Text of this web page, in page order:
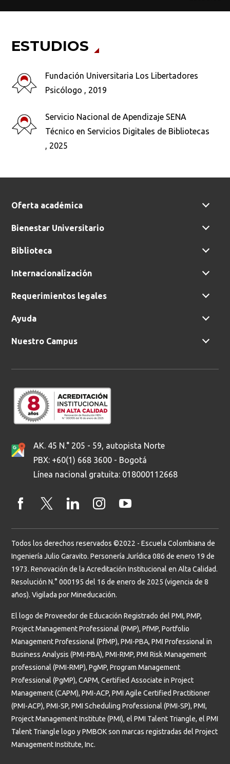
ESTUDIOS
Fundación Universitaria Los Libertadores
Psicólogo , 2019
Servicio Nacional de Apendizaje SENA
Técnico en Servicios Digitales de Bibliotecas
, 2025
¿Qué buscas?
Buscar en:
Ordenar por: *
Buscar
Oferta académica
Bienestar Universitario
Biblioteca
Internacionalización
Requerimientos legales
Ayuda
Nuestro Campus
AK. 45 N.° 205 - 59, autopista Norte
PBX: +60(1) 668 3600 - Bogotá
Línea nacional gratuita: 018000112668
Todos los derechos reservados ©2022 - Escuela Colombiana de
Ingeniería Julio Garavito. Personería Jurídica 086 de enero 19 de
1973. Renovación de la Acreditación Institucional en Alta Calidad.
Resolución N.° 000195 del 16 de enero de 2025 (vigencia de 8
años). Vigilada por Mineducación.
El logo de Proveedor de Educación Registrado del PMI, PMP,
Project Management Professional (PMP), PfMP, Portfolio
Management Professional (PfMP), PMI-PBA, PMI Professional in
Business Analysis (PMI-PBA), PMI-RMP, PMI Risk Management
professional (PMI-RMP), PgMP, Program Management
Professional (PgMP), CAPM, Certified Associate in Project
Management (CAPM), PMI-ACP, PMI Agile Certified Practitioner
(PMI-ACP), PMI-SP, PMI Scheduling Professional (PMI-SP), PMI,
Project Management Institute (PMI), el PMI Talent Triangle, el PMI
Talent Triangle logo y PMBOK son marcas registradas del Project
Management Institute, Inc.